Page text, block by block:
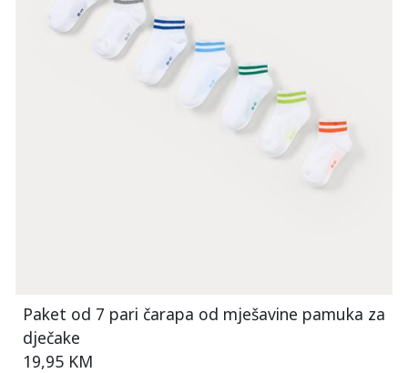
Paket od 7 pari čarapa od mješavine pamuka za
dječake
19,95 KM